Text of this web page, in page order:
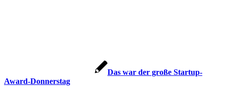
Das war der große Startup-
Award-Donnerstag